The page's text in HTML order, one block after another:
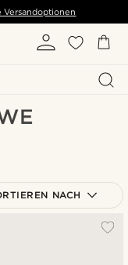
Versandoptionen
NACH